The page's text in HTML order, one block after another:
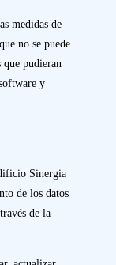
medidas de
no se puede
pudieran
y
Sinergia
de los datos
de la